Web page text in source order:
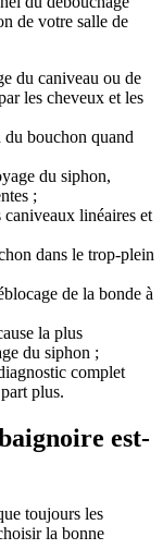
de votre salle de
du caniveau ou de
les cheveux et les
du bouchon quand
du siphon,
;
caniveaux linéaires et
dans le trop-plein
de la bonde à
la plus
du siphon ;
complet
plus.
est-
toujours les
la bonne